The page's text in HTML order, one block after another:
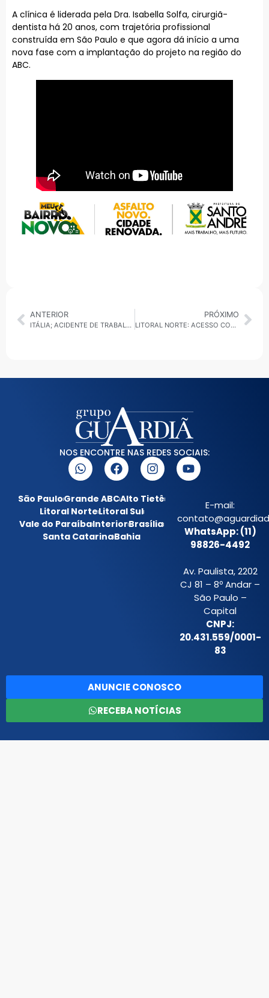
A clínica é liderada pela Dra. Isabella Solfa, cirurgiã-
dentista há 20 anos, com trajetória profissional
construída em São Paulo e que agora dá início a uma
nova fase com a implantação do projeto na região do
ABC.
ANTERIOR
ITÁLIA; ACIDENTE DE TRABALHO EM MILÃO ACENDE ALERTA PARA OBRAS DAS OLIMPÍADAS DE INVERNO 2026
PRÓXIMO
LITORAL NORTE: ACESSO COMPLICADO A SHOW, MOVIMENTAÇÃO EM ILHABELA E PEDIDO POR DUPLICAÇÃO
NOS ENCONTRE NAS REDES SOCIAIS:
São PauloGrande ABCAlto Tietê
Litoral NorteLitoral Sul
Vale do ParaíbaInteriorBrasília
Santa CatarinaBahia
E-mail:
WhatsApp: (11)
98826-4492
Av. Paulista, 2202
CJ 81 – 8º Andar –
São Paulo –
Capital
CNPJ:
20.431.559/0001-
83
ANUNCIE CONOSCO
RECEBA NOTÍCIAS